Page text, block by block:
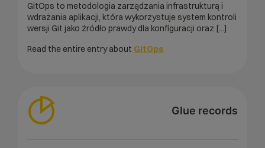
GitOps to metodologia zarządzania infrastrukturą i
wdrażania aplikacji, która wykorzystuje system kontroli
wersji Git jako źródło prawdy dla konfiguracji oraz [...]
Read the entire entry about GitOps
Glue records